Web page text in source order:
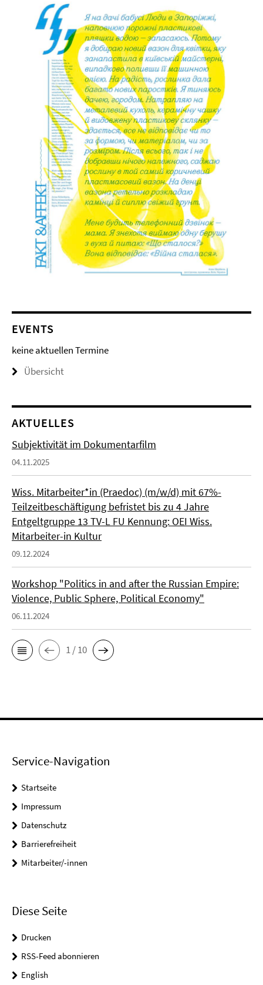
EVENTS
keine aktuellen Termine
Übersicht
AKTUELLES
Subjektivität im Dokumentarfilm
04.11.2025
Wiss. Mitarbeiter*in (Praedoc) (m/w/d) mit 67%-
Teilzeitbeschäftigung befristet bis zu 4 Jahre
Entgeltgruppe 13 TV-L FU Kennung: OEI Wiss.
Mitarbeiter-in Kultur
09.12.2024
Workshop "Politics in and after the Russian Empire:
Violence, Public Sphere, Political Economy"
06.11.2024
1 / 10
Service-Navigation
Startseite
Impressum
Datenschutz
Barrierefreiheit
Mitarbeiter/-innen
Diese Seite
Drucken
RSS-Feed abonnieren
English